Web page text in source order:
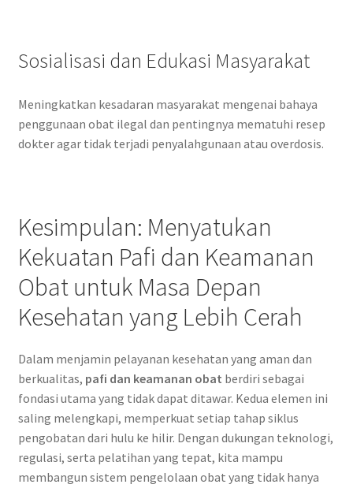
Sosialisasi dan Edukasi Masyarakat
Meningkatkan kesadaran masyarakat mengenai bahaya
penggunaan obat ilegal dan pentingnya mematuhi resep
dokter agar tidak terjadi penyalahgunaan atau overdosis.
Kesimpulan: Menyatukan
Kekuatan Pafi dan Keamanan
Obat untuk Masa Depan
Kesehatan yang Lebih Cerah
Dalam menjamin pelayanan kesehatan yang aman dan
berkualitas, pafi dan keamanan obat berdiri sebagai
fondasi utama yang tidak dapat ditawar. Kedua elemen ini
saling melengkapi, memperkuat setiap tahap siklus
pengobatan dari hulu ke hilir. Dengan dukungan teknologi,
regulasi, serta pelatihan yang tepat, kita mampu
membangun sistem pengelolaan obat yang tidak hanya